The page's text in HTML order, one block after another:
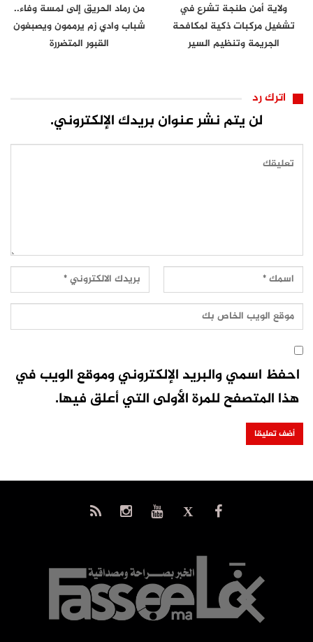
ولاية أمن طنجة تشرع في
تشغيل مركبات ذكية لمكافحة
الجريمة وتنظيم السير
من رماد الحريق إلى لمسة وفاء..
شباب وادي زم يرممون ويصبغون
القبور المتضررة
اترك رد
لن يتم نشر عنوان بريدك الإلكتروني.
احفظ اسمي والبريد الإلكتروني وموقع الويب في
هذا المتصفح للمرة الأولى التي أعلق فيها.